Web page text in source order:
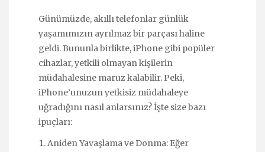
Günümüzde, akıllı telefonlar günlük
yaşamımızın ayrılmaz bir parçası haline
geldi. Bununla birlikte, iPhone gibi popüler
cihazlar, yetkili olmayan kişilerin
müdahalesine maruz kalabilir. Peki,
iPhone’unuzun yetkisiz müdahaleye
uğradığını nasıl anlarsınız? İşte size bazı
ipuçları:
Aniden Yavaşlama ve Donma: Eğer